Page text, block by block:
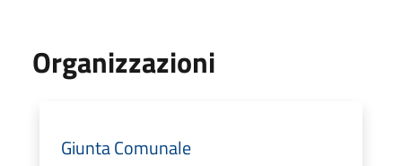
Organizzazioni
Giunta Comunale